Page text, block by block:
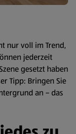
nur voll im Trend,
jederzeit
gesetzt haben
Tipp: Bringen Sie
an – das